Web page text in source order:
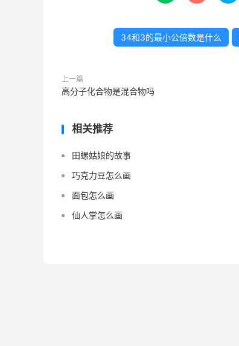
34和3的最小公倍数是什么
上一篇
高分子化合物是混合物吗
相关推荐
田螺姑娘的故事
巧克力豆怎么画
面包怎么画
仙人掌怎么画